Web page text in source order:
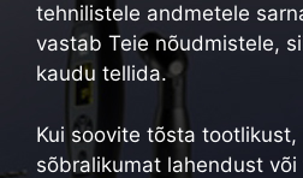
tehnilistele andmetele
vastab Teie nõudmistele,
kaudu tellida.
Kui soovite tõsta
sõbralikumat lahendust